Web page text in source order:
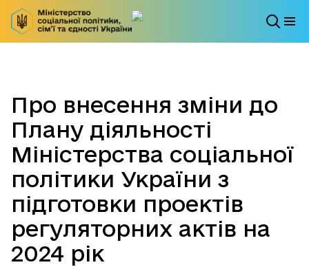
Про внесення зміни до
Плану діяльності
Міністерства соціальної
політики України з
підготовки проектів
регуляторних актів на
2024 рік